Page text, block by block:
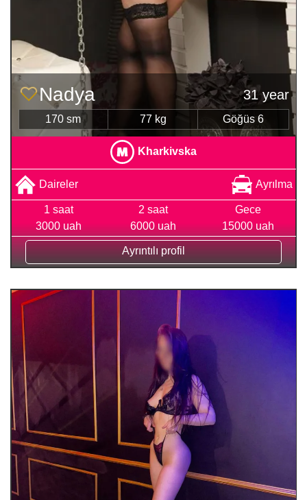
Nadya 31 year
170 sm 77 kg Göğüs 6
Kharkivska
Daireler Ayrılma
1 saat
3000 uah
2 saat
6000 uah
Gece
15000 uah
Ayrıntılı profil